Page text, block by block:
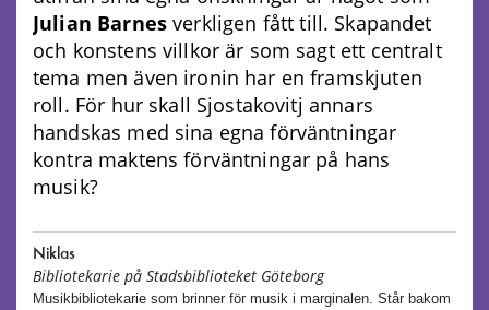
Julian Barnesverkligen fått till. Skapandet
och konstens villkor är som sagt ett centralt
tema men även ironin har en framskjuten
roll. För hur skall Sjostakovitj annars
handskas med sina egna förväntningar
kontra maktens förväntningar på hans
musik?
Niklas
Bibliotekarie på Stadsbiblioteket Göteborg
Musikbibliotekarie som brinner för musik i marginalen. Står bakom